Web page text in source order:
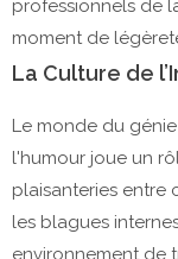
professionnels de
moment de
La Culture de
Le monde du
l'humour joue un
plaisanteries entre
les blagues
environnement de